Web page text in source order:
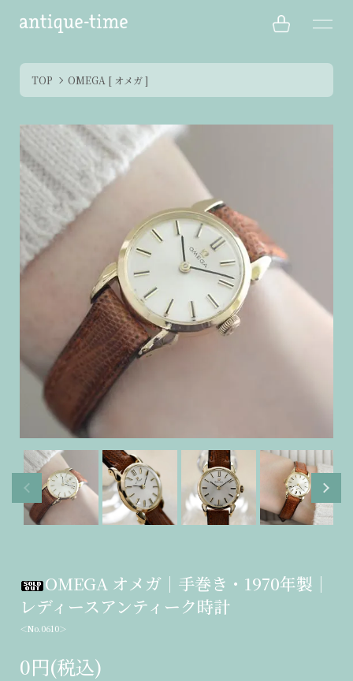
TOP OMEGA [ オメガ ]
OMEGA オメガ｜手巻き・1970年製｜
レディースアンティーク時計
＜No.0610＞
0円(税込)